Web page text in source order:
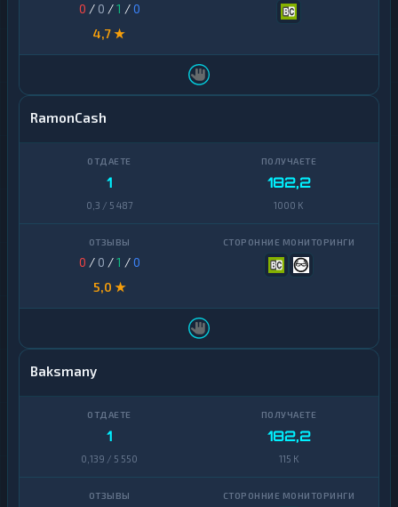
0 / 0 /1 /0
4,7 ★
RamonCash
1
0,3 / 5 487
182,2
1000 K
0 / 0 /1 /0
5,0 ★
Baksmany
1
0,139 / 5 550
182,2
115 K